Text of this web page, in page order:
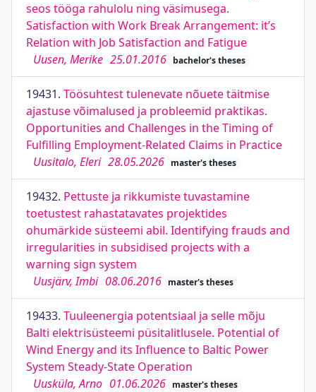
seos tööga rahulolu ning väsimusega.
Satisfaction with Work Break Arrangement: it’s
Relation with Job Satisfaction and Fatigue
Uusen, Merike 25.01.2016 bachelor's theses
19431. Töösuhtest tulenevate nõuete täitmise
ajastuse võimalused ja probleemid praktikas.
Opportunities and Challenges in the Timing of
Fulfilling Employment-Related Claims in Practice
Uusitalo, Eleri 28.05.2026 master's theses
19432. Pettuste ja rikkumiste tuvastamine
toetustest rahastatavates projektides
ohumärkide süsteemi abil. Identifying frauds and
irregularities in subsidised projects with a
warning sign system
Uusjärv, Imbi 08.06.2016 master's theses
19433. Tuuleenergia potentsiaal ja selle mõju
Balti elektrisüsteemi püsitalitlusele. Potential of
Wind Energy and its Influence to Baltic Power
System Steady-State Operation
Uusküla, Arno 01.06.2026 master's theses